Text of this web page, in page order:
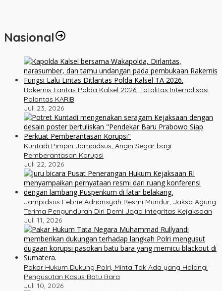
Nasional
Rakernis Lantas Polda Kalsel 2026, Totalitas Internalisasi
Polantas KARIB
Juli 23, 2026
Kuntadi Pimpin Jampidsus, Angin Segar bagi
Pemberantasan Korupsi
Juli 22, 2026
Jampidsus Febrie Adriansyah Resmi Mundur, Jaksa Agung
Terima Pengunduran Diri Demi Jaga Integritas Kejaksaan
Juli 11, 2026
Pakar Hukum Dukung Polri, Minta Tak Ada yang Halangi
Pengusutan Kasus Batu Bara
Juli 10, 2026